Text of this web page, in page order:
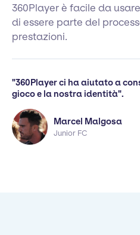
360Player è facile da
di essere parte del
prestazioni.
"360Player ci ha aiutato a
gioco e la nostra identità".
Marcel Malgosa
Junior FC